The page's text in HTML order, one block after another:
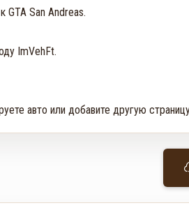
GTA San Andreas.
ImVehFt.
авто или добавите другую